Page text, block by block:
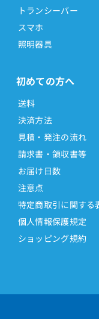
トランシーバー
スマホ
照明器具
初めての方へ
送料
決済方法
見積・発注の流れ
請求書・領収書等
お届け日数
注意点
特定商取引に関する
個人情報保護規定
ショッピング規約